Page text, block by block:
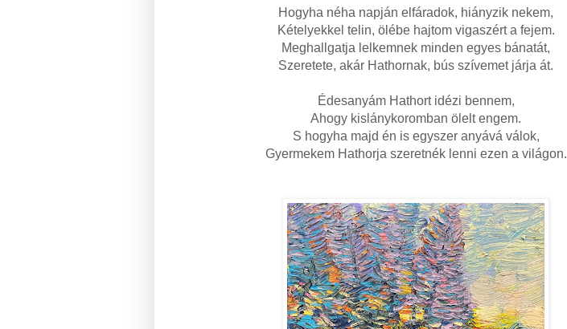
Hogyha néha napján elfáradok, hiányzik nekem,
Kételyekkel telin, ölébe hajtom vigaszért a fejem.
Meghallgatja lelkemnek minden egyes bánatát,
Szeretete, akár Hathornak, bús szívemet járja át.
Édesanyám Hathort idézi bennem,
Ahogy kislánykoromban ölelt engem.
S hogyha majd én is egyszer anyává válok,
Gyermekem Hathorja szeretnék lenni ezen a világon.